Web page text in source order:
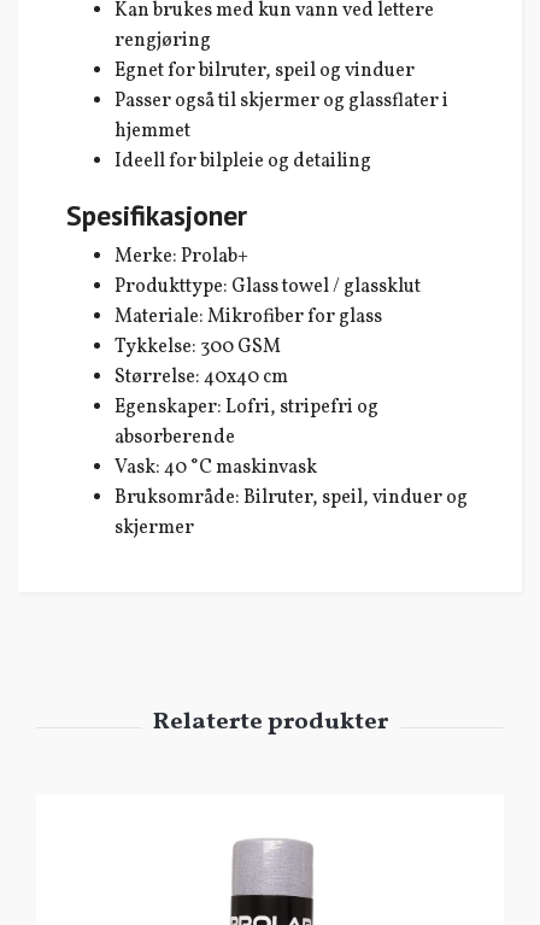
Kan brukes med kun vann ved lettere
rengjøring
Egnet for bilruter, speil og vinduer
Passer også til skjermer og glassflater i
hjemmet
Ideell for bilpleie og detailing
Spesifikasjoner
Merke: Prolab+
Produkttype: Glass towel / glassklut
Materiale: Mikrofiber for glass
Tykkelse: 300 GSM
Størrelse: 40x40 cm
Egenskaper: Lofri, stripefri og
absorberende
Vask: 40 °C maskinvask
Bruksområde: Bilruter, speil, vinduer og
skjermer